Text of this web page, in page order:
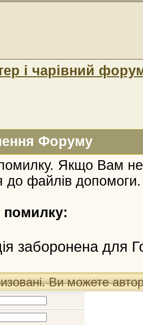
і чарівний
Форуму
Якщо Вам
до файлів допомоги.
заборонена для
Ви можете